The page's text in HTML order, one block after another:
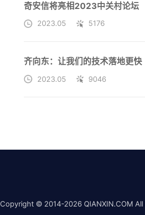
奇安信将亮相2023中关村论坛
2023.05 5176
2023.05 9046
Copyright © 2014-2026 QIANXIN.COM